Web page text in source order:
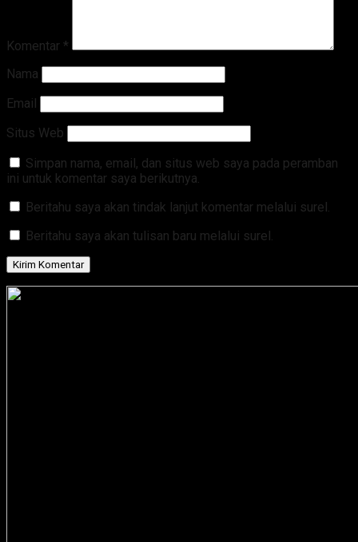
Komentar *
Nama
Email
Situs Web
Simpan nama, email, dan situs web saya pada peramban
ini untuk komentar saya berikutnya.
Beritahu saya akan tindak lanjut komentar melalui surel.
Beritahu saya akan tulisan baru melalui surel.